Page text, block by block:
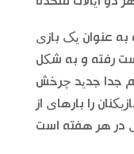
عنوان یک بازی
رفته و به شکل
جدا جدید چرخش
را بارهای از